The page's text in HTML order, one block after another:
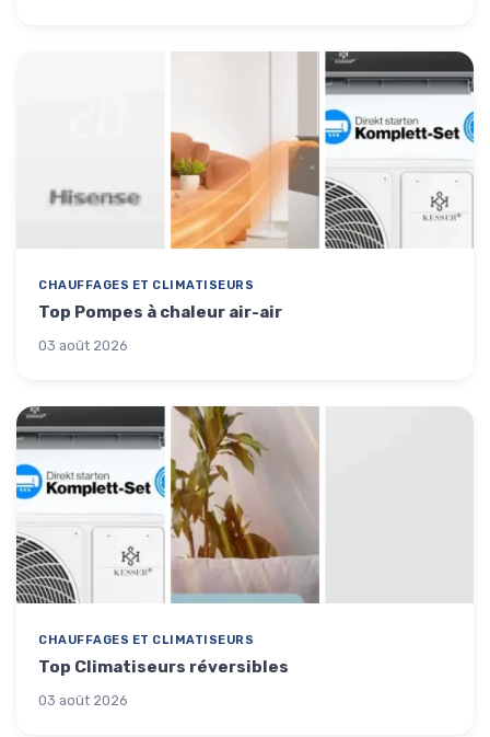
CHAUFFAGES ET CLIMATISEURS
Top Pompes à chaleur air-air
03 août 2026
CHAUFFAGES ET CLIMATISEURS
Top Climatiseurs réversibles
03 août 2026